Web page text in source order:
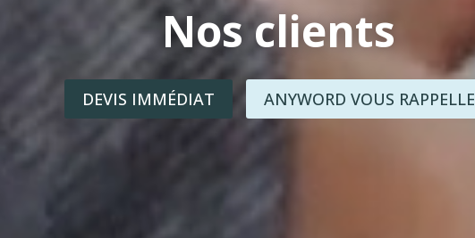
Nos clients
DEVIS IMMÉDIAT ANYWORD VOUS RAPPELLE